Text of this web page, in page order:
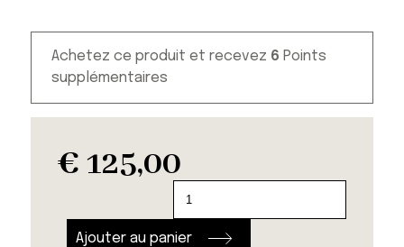
€125,00
Achetez ce produit et recevez 6 Points
supplémentaires
Gift
Ajouter au panier